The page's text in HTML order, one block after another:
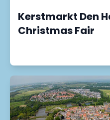
Kerstmarkt Den
Christmas Fair